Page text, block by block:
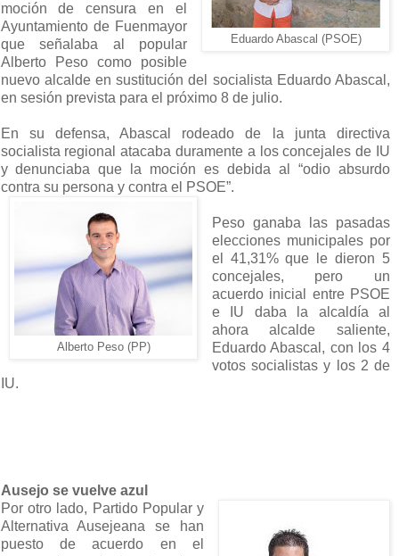
Eduardo Abascal (PSOE)
moción de censura en el
Ayuntamiento de Fuenmayor
que señalaba al popular
Alberto Peso como posible
nuevo alcalde en sustitución del socialista Eduardo Abascal,
en sesión prevista para el próximo 8 de julio.
En su defensa, Abascal rodeado de la junta directiva
socialista regional atacaba duramente a los concejales de IU
y denunciaba que la moción es debida al “odio absurdo
contra su persona y contra el PSOE”.
Alberto Peso (PP)
Peso ganaba las pasadas
elecciones municipales por
el 41,31% que le dieron 5
concejales, pero un
acuerdo inicial entre PSOE
e IU daba la alcaldía al
ahora alcalde saliente,
Eduardo Abascal, con los 4
votos socialistas y los 2 de
IU.
Ausejo se vuelve azul
Por otro lado, Partido Popular y
Alternativa Ausejeana se han
puesto de acuerdo en el